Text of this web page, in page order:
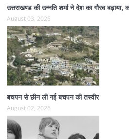
उत्तराखण्ड की उन्नति शर्मा ने देश का गौरव
August 03, 2026
बचपन से छीन ली गई बचपन की तस्वीर
August 02, 2026